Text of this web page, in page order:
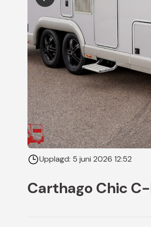
Upplagd: 5 juni 2026 12:52
Carthago Chic C-